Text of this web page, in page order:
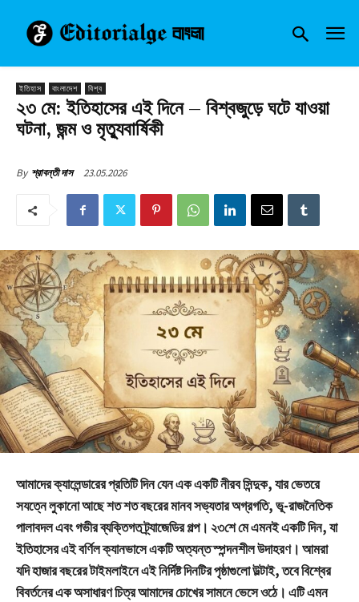
ইতিহাস বাংলাদেশ বিশ্ব
২৩ মে: ইতিহাসের এই দিনে – বিশ্বজুড়ে ঘটে যাওয়া
ঘটনা, জন্ম ও মৃত্যুবার্ষিকী
By শ্রাবন্তী দাস 23.05.2026
আমাদের ক্যালেন্ডারের প্রতিটি দিন যেন এক একটি নীরব সিন্দুক, যার ভেতরে
সযত্নে লুকানো আছে শত শত বছরের মানব সভ্যতার অগ্রগতি, ভূ-রাজনৈতিক
পালাবদল এবং গভীর ব্যক্তিগত ট্র্যাজেডির গল্প। ২৩শে মে এমনই একটি দিন, যা
ইতিহাসের এই বর্ণিল ক্যানভাসে একটি অত্যন্ত স্পন্দনশীল উদাহরণ। আমরা
যদি হাজার বছরের টাইমলাইনে এই নির্দিষ্ট দিনটির পৃষ্ঠাগুলো উল্টাই, তবে বিশ্বের
বিবর্তনের এক অসাধারণ চিত্র আমাদের চোখের সামনে ভেসে ওঠে। এটি এমন